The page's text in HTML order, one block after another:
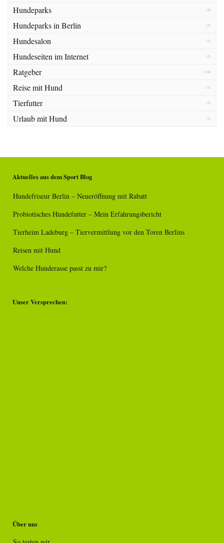
Hundeparks (4)
Hundeparks in Berlin (2)
Hundesalon (1)
Hundeseiten im Internet (2)
Ratgeber (14)
Reise mit Hund (1)
Tierfutter (5)
Urlaub mit Hund (1)
Aktuelles aus dem Sport Blog
Hundefriseur Berlin – Neueröffnung mit Rabatt
Probiotisches Hundefutter – Mein Erfahrungsbericht
Tierheim Ladeburg – Tiervermittlung vor den Toren Berlins
Reisen mit Hund
Welche Hunderasse passt zu mir?
Unser Versprechen:
Über uns